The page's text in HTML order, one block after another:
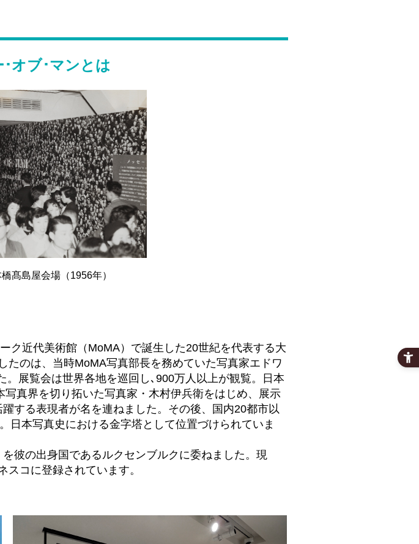
オブ･マンとは
髙島屋会場（1956年）
ク近代美術館（MoMA）で誕生した20世紀を代表する大
のは、当時MoMA写真部長を務めていた写真家エドワ
展覧会は世界各地を巡回し､900万人以上が観覧。日本
真界を切り拓いた写真家・木村伊兵衛をはじめ、展示
する表現者が名を連ねました。その後、国内20都市以
日本写真史における金字塔として位置づけられていま
彼の出身国であるルクセンブルクに委ねました。現
コに登録されています。